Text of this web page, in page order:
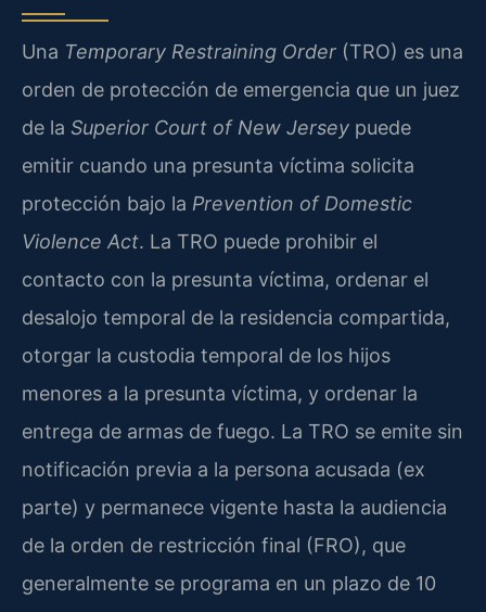
Una Temporary Restraining Order (TRO) es una
orden de protección de emergencia que un juez
de la Superior Court of New Jersey puede
emitir cuando una presunta víctima solicita
protección bajo la Prevention of Domestic
Violence Act. La TRO puede prohibir el
contacto con la presunta víctima, ordenar el
desalojo temporal de la residencia compartida,
otorgar la custodia temporal de los hijos
menores a la presunta víctima, y ordenar la
entrega de armas de fuego. La TRO se emite sin
notificación previa a la persona acusada (ex
parte) y permanece vigente hasta la audiencia
de la orden de restricción final (FRO), que
generalmente se programa en un plazo de 10